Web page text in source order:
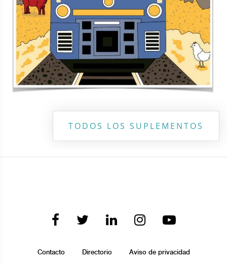
TODOS LOS SUPLEMENTOS
Contacto Directorio Aviso de privacidad